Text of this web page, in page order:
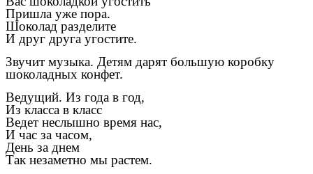
Пришла уже пора.
Шоколад разделите
И друг друга угостите.
Звучит музыка. Детям дарят большую коробку
шоколадных конфет.
Ведущий. Из года в год,
Из класса в класс
Ведет неслышно время нас,
И час за часом,
День за днем
Так незаметно мы растем.